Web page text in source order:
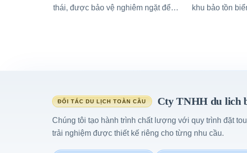
thái, được bảo vệ nghiêm ngặt để
khu bảo tồn
ĐỐI TÁC DU LỊCH TOÀN CẦU Cty TNHH du lich
Chúng tôi tạo hành trình chất lượng với quy trình đặt
trải nghiệm được thiết kế riêng cho từng nhu cầu.